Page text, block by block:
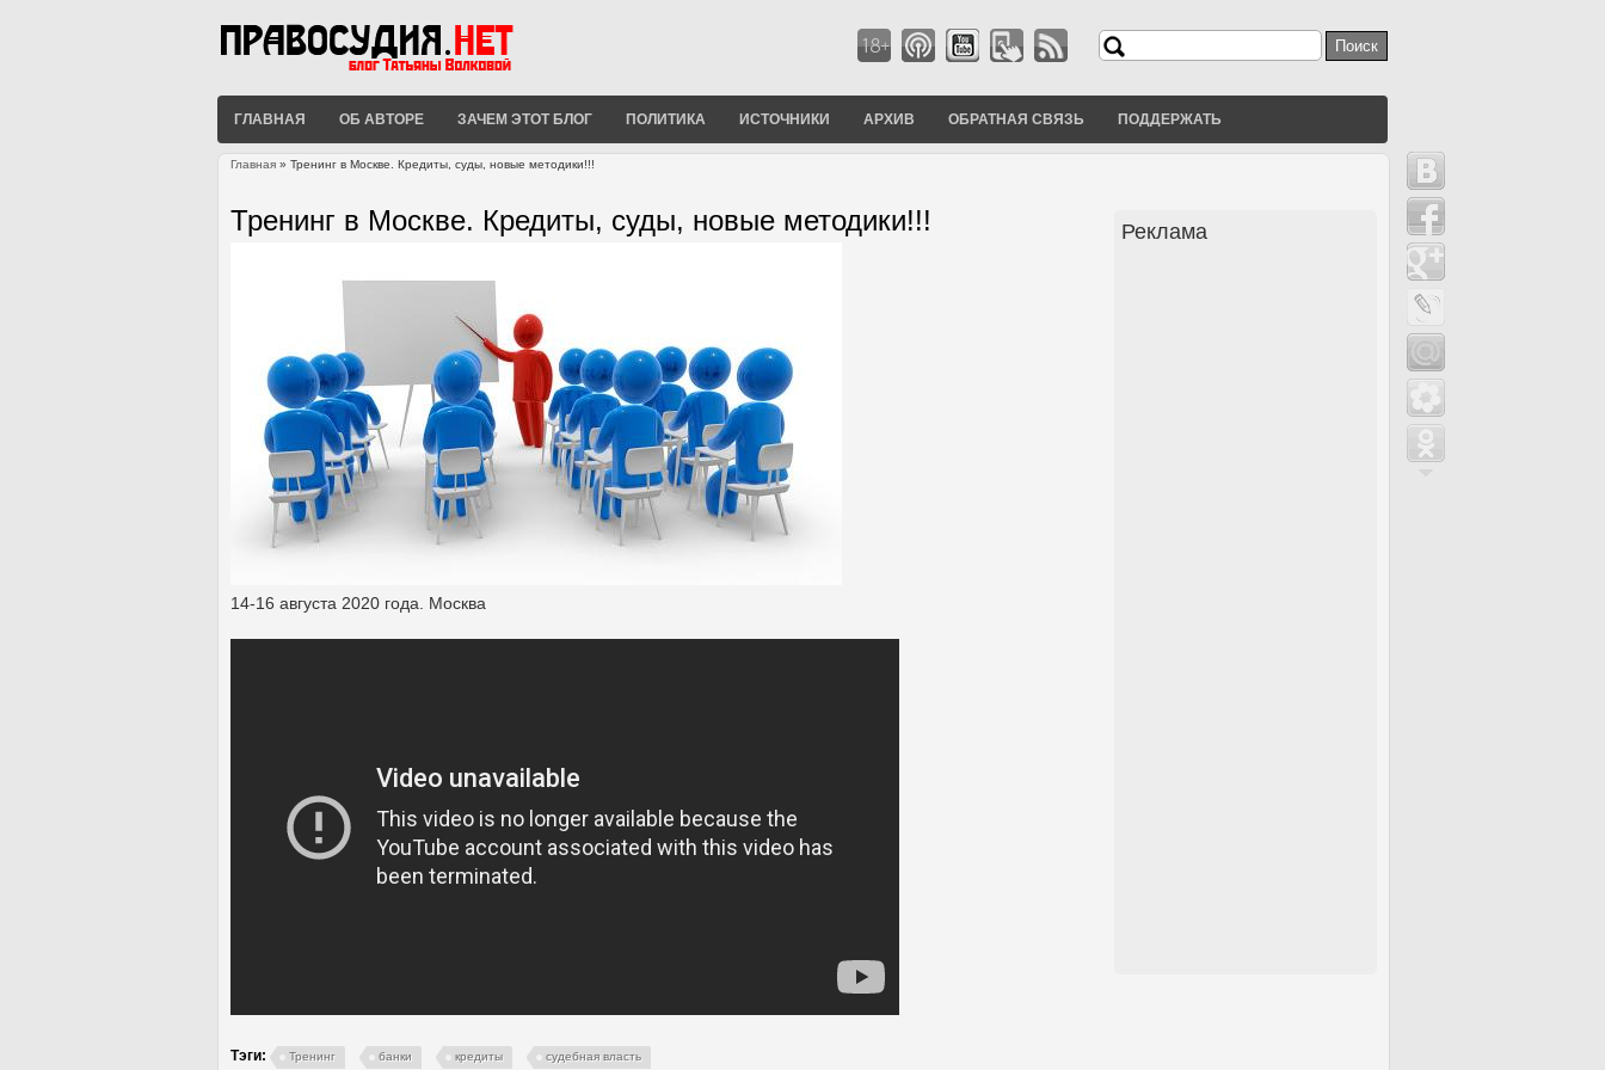
Форма поиска
Поиск
ГЛАВНАЯ ОБ АВТОРЕ ЗАЧЕМ ЭТОТ БЛОГ ПОЛИТИКА ИСТОЧНИКИ АРХИВ ОБРАТНАЯ СВЯЗЬ ПОДДЕРЖАТЬ
Главная » Тренинг в Москве. Кредиты, суды, новые методики!!!
Тренинг в Москве. Кредиты, суды, новые методики!!!
14-16 августа 2020 года. Москва
Тэги: Тренинг банки кредиты судебная власть
Реклама